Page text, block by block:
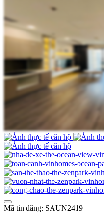
Mã tin đăng: SAUN2419